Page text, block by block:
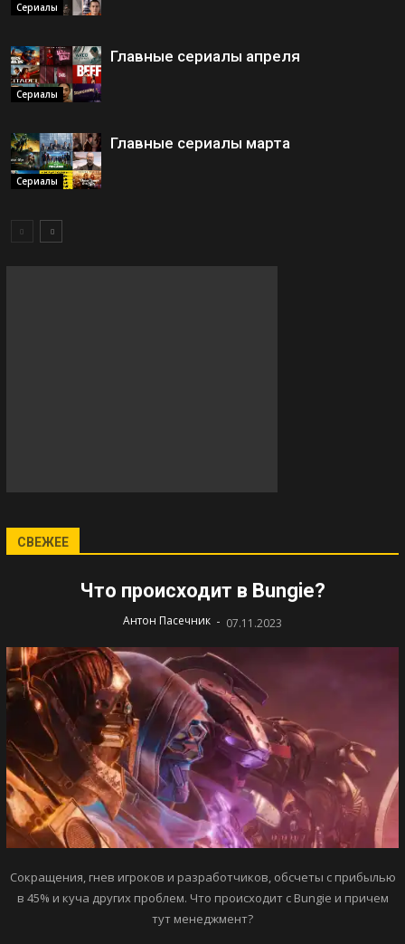
Сериалы
Сериалы
Главные сериалы апреля
Сериалы
Главные сериалы марта
СВЕЖЕЕ
Что происходит в Bungie?
Антон Пасечник - 07.11.2023
Сокращения, гнев игроков и разработчиков, обсчеты с прибылью
в 45% и куча других проблем. Что происходит с Bungie и причем
тут менеджмент?